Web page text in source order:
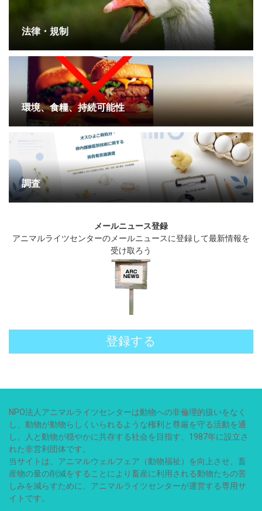
法律・規制
環境、食糧、持続可能性
調査
メールニュース登録
アニマルライツセンターのメールニュースに登録して最新情報を
受け取ろう
登録する
NPO法人アニマルライツセンターは動物への非倫理的扱いをなく
し、動物が動物らしくいられるような権利と尊厳を守る活動を通
し、人と動物が穏やかに共存する社会を目指す、1987年に設立さ
れた非営利団体です。
当サイトは、アニマルウェルフェア（動物福祉）を向上させ、畜
産物の量の削減をすることにより畜産に利用される動物たちの苦
しみを減らすために、アニマルライツセンターが運営する専用サ
イトです。